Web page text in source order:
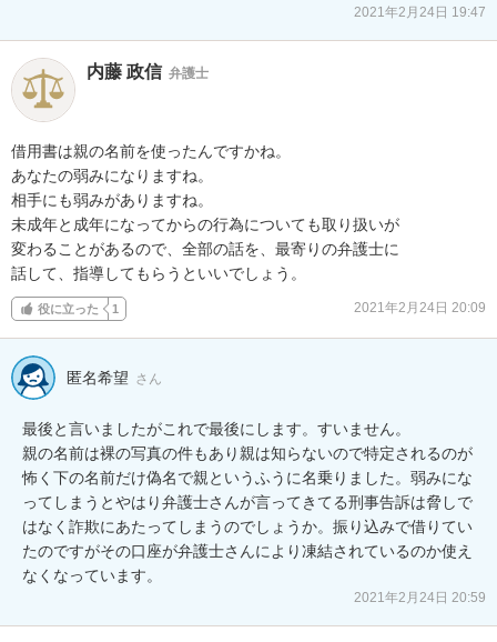
2021年2月24日 19:47
内藤 政信 弁護士
借用書は親の名前を使ったんですかね。
あなたの弱みになりますね。
相手にも弱みがありますね。
未成年と成年になってからの行為についても取り扱いが
変わることがあるので、全部の話を、最寄りの弁護士に
話して、指導してもらうといいでしょう。
役に立った 1 2021年2月24日 20:09
匿名希望 さん
最後と言いましたがこれで最後にします。すいません。
親の名前は裸の写真の件もあり親は知らないので特定されるのが
怖く下の名前だけ偽名で親というふうに名乗りました。弱みにな
ってしまうとやはり弁護士さんが言ってきてる刑事告訴は脅しで
はなく詐欺にあたってしまうのでしょうか。振り込みで借りてい
たのですがその口座が弁護士さんにより凍結されているのか使え
なくなっています。
2021年2月24日 20:59